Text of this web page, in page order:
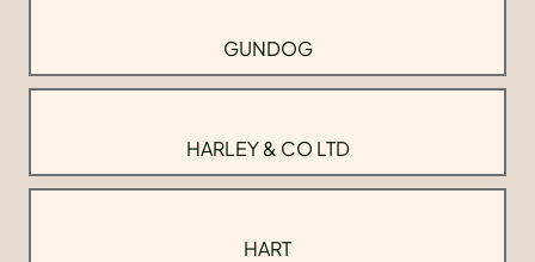
GUNDOG
HARLEY & CO LTD
HART